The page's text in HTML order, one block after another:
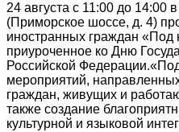
24 августа с 11:00 до 14:00
(Приморское шоссе, д. 4)
иностранных граждан «Под
приуроченное ко Дню
Российской
мероприятий,
граждан, живущих и
также создание
культурной и языковой